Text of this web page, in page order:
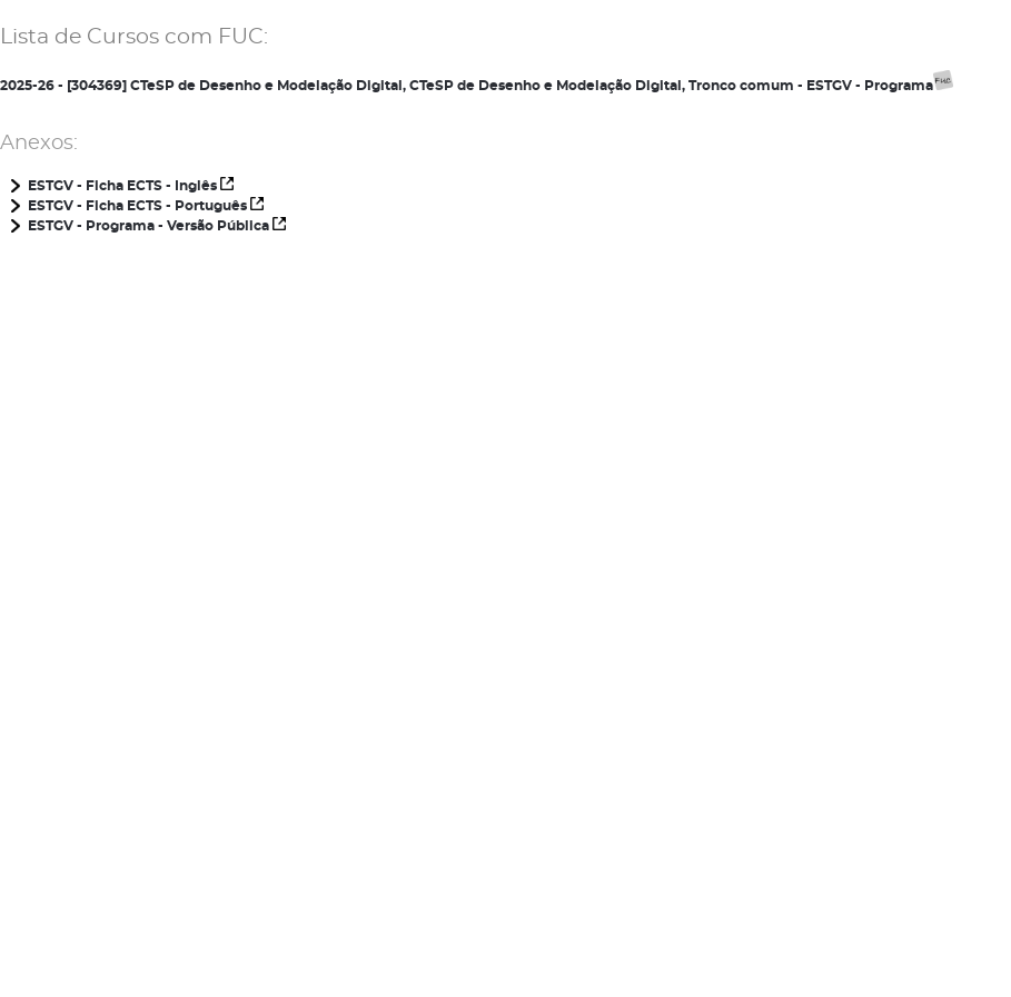
Lista de Cursos com FUC:
2025-26 - [304369] CTeSP de Desenho e Modelação Digital, CTeSP de Desenho e Modelação Digital, Tronco comum - ESTGV - Programa
Anexos:
ESTGV - Ficha ECTS - Inglês
ESTGV - Ficha ECTS - Português
ESTGV - Programa - Versão Pública